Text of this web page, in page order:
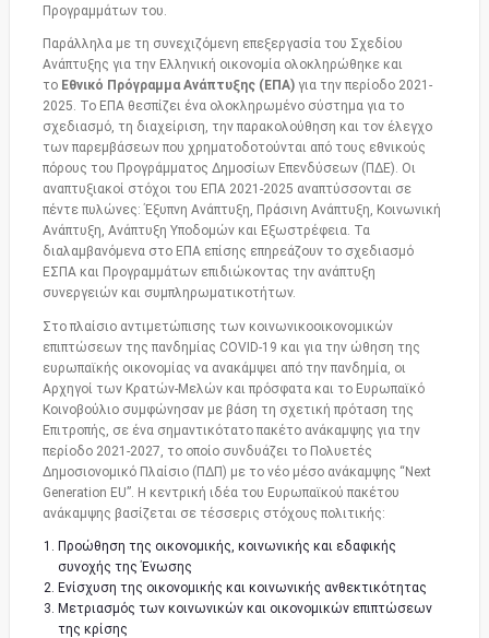
Προγραμμάτων του.
Παράλληλα με τη συνεχιζόμενη επεξεργασία του Σχεδίου
Ανάπτυξης για την Ελληνική οικονομία ολοκληρώθηκε και
το Εθνικό Πρόγραμμα Ανάπτυξης (ΕΠΑ) για την περίοδο 2021-
2025. Το ΕΠΑ θεσπίζει ένα ολοκληρωμένο σύστημα για το
σχεδιασμό, τη διαχείριση, την παρακολούθηση και τον έλεγχο
των παρεμβάσεων που χρηματοδοτούνται από τους εθνικούς
πόρους του Προγράμματος Δημοσίων Επενδύσεων (ΠΔΕ). Οι
αναπτυξιακοί στόχοι του ΕΠΑ 2021-2025 αναπτύσσονται σε
πέντε πυλώνες: Έξυπνη Ανάπτυξη, Πράσινη Ανάπτυξη, Κοινωνική
Ανάπτυξη, Ανάπτυξη Υποδομών και Εξωστρέφεια. Τα
διαλαμβανόμενα στο ΕΠΑ επίσης επηρεάζουν το σχεδιασμό
ΕΣΠΑ και Προγραμμάτων επιδιώκοντας την ανάπτυξη
συνεργειών και συμπληρωματικοτήτων.
Στο πλαίσιο αντιμετώπισης των κοινωνικοοικονομικών
επιπτώσεων της πανδημίας COVID-19 και για την ώθηση της
ευρωπαϊκής οικονομίας να ανακάμψει από την πανδημία, οι
Αρχηγοί των Κρατών-Μελών και πρόσφατα και το Ευρωπαϊκό
Κοινοβούλιο συμφώνησαν με βάση τη σχετική πρόταση της
Επιτροπής, σε ένα σημαντικότατο πακέτο ανάκαμψης για την
περίοδο 2021-2027, το οποίο συνδυάζει το Πολυετές
Δημοσιονομικό Πλαίσιο (ΠΔΠ) με το νέο μέσο ανάκαμψης “Next
Generation EU”. Η κεντρική ιδέα του Ευρωπαϊκού πακέτου
ανάκαμψης βασίζεται σε τέσσερις στόχους πολιτικής:
Προώθηση της οικονομικής, κοινωνικής και εδαφικής
συνοχής της Ένωσης
Ενίσχυση της οικονομικής και κοινωνικής ανθεκτικότητας
Μετριασμός των κοινωνικών και οικονομικών επιπτώσεων
της κρίσης